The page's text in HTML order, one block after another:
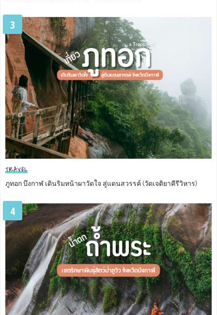
3
TRAVEL
ภูทอก บึงกาฬ เดินริมหน้าผาวัดใจ สู่แดนสวรรค์ (วัดเจติยาคีรีวิหาร)
4